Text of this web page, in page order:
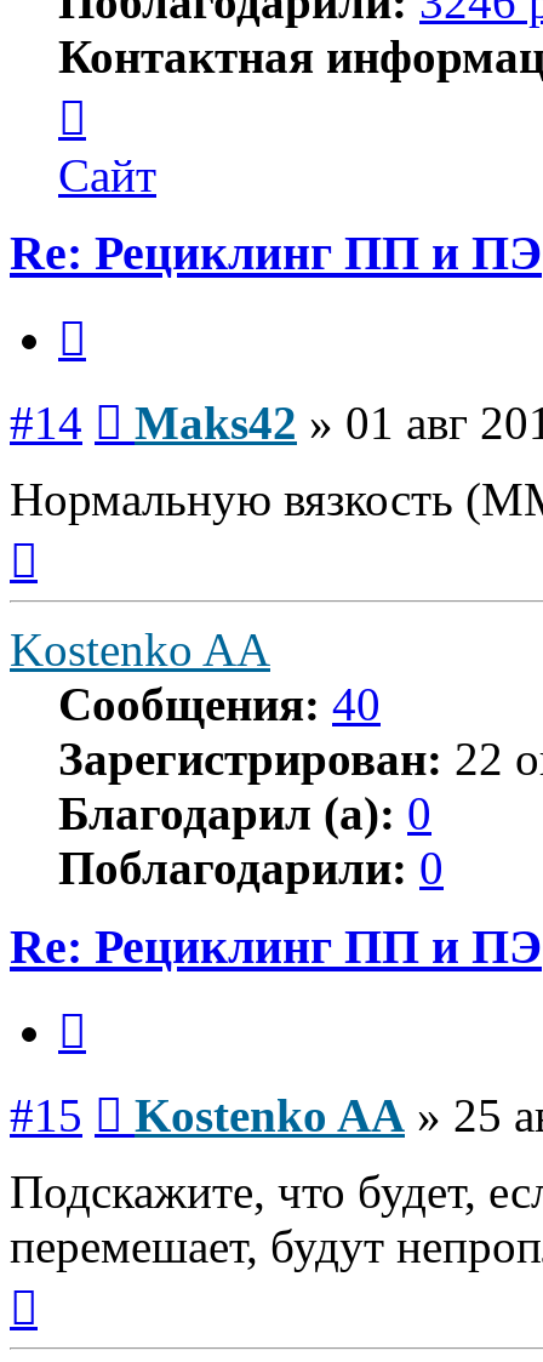
Контактная
пользователя
Maks42
Сайт
Re: Рециклинг ПП и ПЭ
#14 Maks42 » 01 авг
Нормальную вязкость
началу
Kostenko AA
Сообщения: 40
Зарегистрирован: 22
Благодарил (а): 0
Поблагодарили: 0
Re: Рециклинг ПП и ПЭ
#15 Kostenko AA » 25
Подскажите, что будет,
перемешает, будут
началу